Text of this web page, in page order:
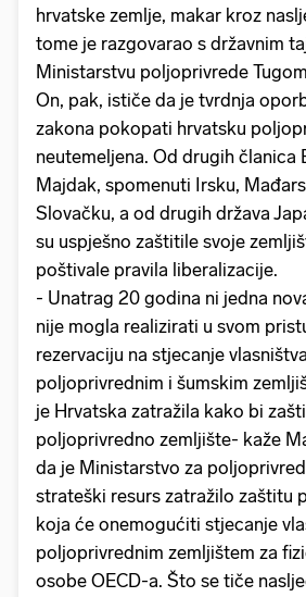
hrvatske zemlje, makar kroz
tome je razgovarao s državnim
Ministarstvu poljoprivrede
On, pak, ističe da je tvrdnja
zakona pokopati hrvatsku
neutemeljena. Od drugih članica
Majdak, spomenuti Irsku,
Slovačku, a od drugih država
su uspješno zaštitile svoje
poštivale pravila liberalizacije.
- Unatrag 20 godina ni jedna
nije mogla realizirati u svom
rezervaciju na stjecanje
poljoprivrednim i šumskim
je Hrvatska zatražila kako bi
poljoprivredno zemljište- kaže
da je Ministarstvo za
strateški resurs zatražilo zaštitu
koja će onemogućiti stjecanje
poljoprivrednim zemljištem za
osobe OECD-a. Što se tiče